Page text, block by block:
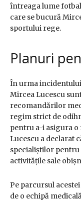
întreaga lume
care se bucură
sportului rege.
Planuri
În urma
Mircea Lucescu
recomandărilor
regim strict de
pentru a-i asigura
Lucescu a declarat
specialiștilor pentru
activitățile sale
Pe parcursul
de o echipă